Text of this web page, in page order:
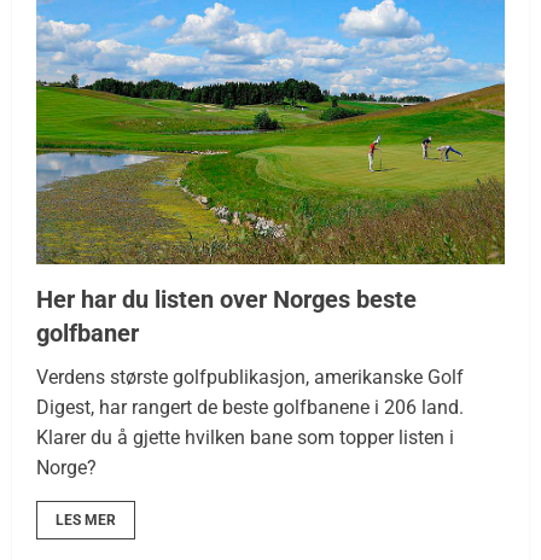
Her har du listen over Norges beste
golfbaner
Verdens største golfpublikasjon, amerikanske Golf
Digest, har rangert de beste golfbanene i 206 land.
Klarer du å gjette hvilken bane som topper listen i
Norge?
LES MER